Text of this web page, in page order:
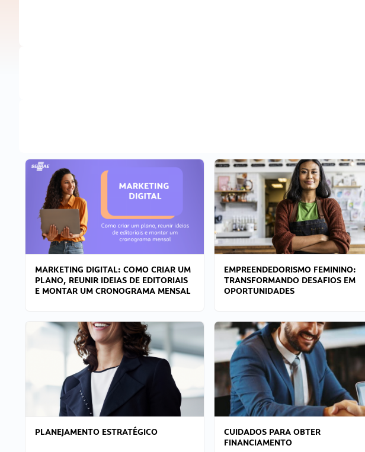
MARKETING DIGITAL: COMO CRIAR UM
PLANO, REUNIR IDEIAS DE EDITORIAIS
E MONTAR UM CRONOGRAMA MENSAL
EMPREENDEDORISMO FEMININO:
TRANSFORMANDO DESAFIOS EM
OPORTUNIDADES
PLANEJAMENTO ESTRATÉGICO
CUIDADOS PARA OBTER
FINANCIAMENTO